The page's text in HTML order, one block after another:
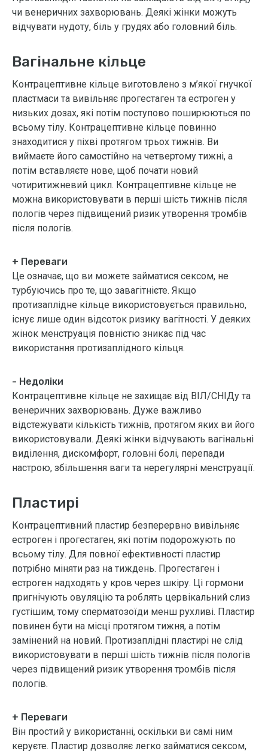
чи венеричних захворювань. Деякі жінки можуть
відчувати нудоту, біль у грудях або головний біль.
Вагінальне кільце
Контрацептивне кільце виготовлено з м’якої гнучкої
пластмаси та вивільняє прогестаген та естроген у
низьких дозах, які потім поступово поширюються по
всьому тілу. Контрацептивне кільце повинно
знаходитися у піхві протягом трьох тижнів. Ви
виймаєте його самостійно на четвертому тижні, а
потім вставляєте нове, щоб почати новий
чотиритижневий цикл. Контрацептивне кільце не
можна використовувати в перші шість тижнів після
пологів через підвищений ризик утворення тромбів
після пологів.
+ Переваги
Це означає, що ви можете займатися сексом, не
турбуючись про те, що завагітнієте. Якщо
протизаплідне кільце використовується правильно,
існує лише один відсоток ризику вагітності. У деяких
жінок менструація повністю зникає під час
використання протизаплідного кільця.
- Недоліки
Контрацептивне кільце не захищає від ВІЛ/СНІДу та
венеричних захворювань. Дуже важливо
відстежувати кількість тижнів, протягом яких ви його
використовували. Деякі жінки відчувають вагінальні
виділення, дискомфорт, головні болі, перепади
настрою, збільшення ваги та нерегулярні менструації.
Пластирі
Контрацептивний пластир безперервно вивільняє
естроген і прогестаген, які потім подорожують по
всьому тілу. Для повної ефективності пластир
потрібно міняти раз на тиждень. Прогестаген і
естроген надходять у кров через шкіру. Ці гормони
пригнічують овуляцію та роблять цервікальний слиз
густішим, тому сперматозоїди менш рухливі. Пластир
повинен бути на місці протягом тижня, а потім
замінений на новий. Протизаплідні пластирі не слід
використовувати в перші шість тижнів після пологів
через підвищений ризик утворення тромбів після
пологів.
+ Переваги
Він простий у використанні, оскільки ви самі ним
керуєте. Пластир дозволяє легко займатися сексом,